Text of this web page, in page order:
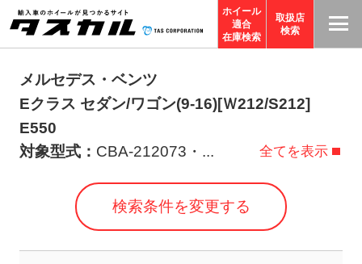
ホイール
適合
在庫検索
取扱店
検索
メルセデス・ベンツ
Eクラス セダン/ワゴン(9-16)[Ｗ212/S212]
E550
対象型式： CBA-212073・ ... 全てを表示
検索条件を変更する
T
R